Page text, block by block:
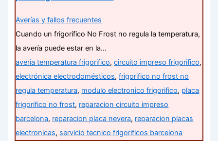
Averías y fallos frecuentes
Cuando un frigorífico No Frost no regula la temperatura,
la avería puede estar en la…
averia temperatura frigorifico,circuito impreso frigorifico,
electrónica electrodomésticos,frigorifico no frost no
regula temperatura, modulo electronico frigorifico, placa
frigorifico no frost, reparacion circuito impreso
barcelona, reparacion placa nevera, reparacion placas
electronicas, servicio tecnico frigorificos barcelona